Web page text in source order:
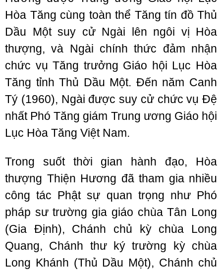
Hòa Tăng cùng toàn thể Tăng tín đồ Thủ
Dầu Một suy cử Ngài lên ngôi vị Hòa
thượng, và Ngài chính thức đảm nhận
chức vụ Tăng trưởng Giáo hội Lục Hòa
Tăng tỉnh Thủ Dầu Một. Đến năm Canh
Tý (1960), Ngài được suy cử chức vụ Đệ
nhất Phó Tăng giám Trung ương Giáo hội
Lục Hòa Tăng Việt Nam.
Trong suốt thời gian hành đạo, Hòa
thượng Thiện Hương đã tham gia nhiều
công tác Phật sự quan trọng như Phó
pháp sư trường gia giáo chùa Tân Long
(Gia Định), Chánh chủ kỳ chùa Long
Quang, Chánh thư ký trường kỳ chùa
Long Khánh (Thủ Dầu Một), Chánh chủ